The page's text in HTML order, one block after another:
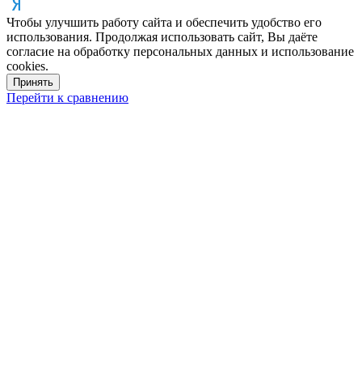
Чтобы улучшить работу сайта и обеспечить удобство его
использования. Продолжая использовать сайт, Вы даёте
согласие на обработку персональных данных и использование
cookies.
Принять
Перейти к сравнению